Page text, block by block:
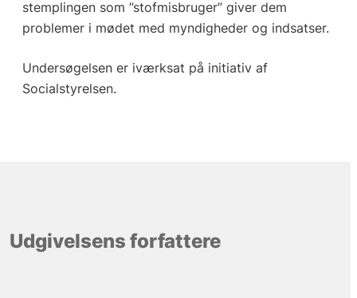
stemplingen som ”stofmisbruger” giver dem
problemer i mødet med myndigheder og indsatser.
Undersøgelsen er iværksat på initiativ af
Socialstyrelsen.
Udgivelsens forfattere